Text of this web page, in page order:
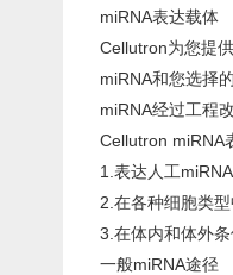
miRNA表达载体
Cellutron为您提
miRNA和您选择
miRNA经过工程
Cellutron miRNA
1.表达人工
2.在各种细胞类
3.在体内和体外
一般miRNA途径